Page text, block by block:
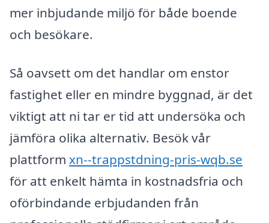
mer inbjudande miljö för både boende
och besökare.
Så oavsett om det handlar om enstor
fastighet eller en mindre byggnad, är det
viktigt att ni tar er tid att undersöka och
jämföra olika alternativ. Besök vår
plattform xn--trappstdning-pris-wqb.se
för att enkelt hämta in kostnadsfria och
oförbindande erbjudanden från